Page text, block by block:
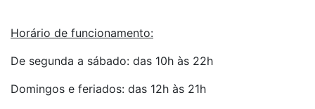
Horário de funcionamento:
De segunda a sábado: das 10h às 22h
Domingos e feriados: das 12h às 21h